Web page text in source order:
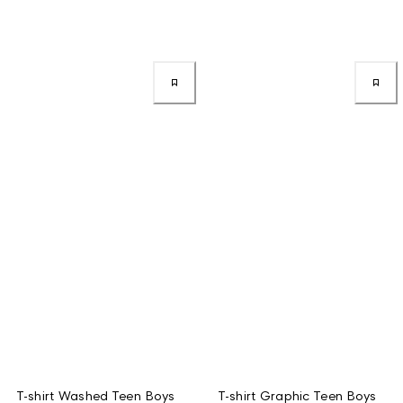
T-shirt Washed Teen Boys T-shirt Graphic Teen Boys